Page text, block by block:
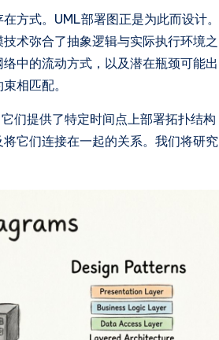
方式。UML部署图正是为此而设计。
术弥合了抽象逻辑与实际执行环境之
中的流动方式，以及潜在瓶颈可能出
相匹配。
们提供了特定时间点上部署拓扑结构
它们连接在一起的关系。我们将研究